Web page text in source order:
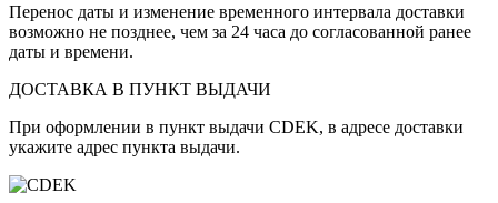
Перенос даты и изменение временного интервала доставки
возможно не позднее, чем за 24 часа до согласованной ранее
даты и времени.
ДОСТАВКА В ПУНКТ ВЫДАЧИ
При оформлении в пункт выдачи CDEK, в адресе доставки
укажите адрес пункта выдачи.